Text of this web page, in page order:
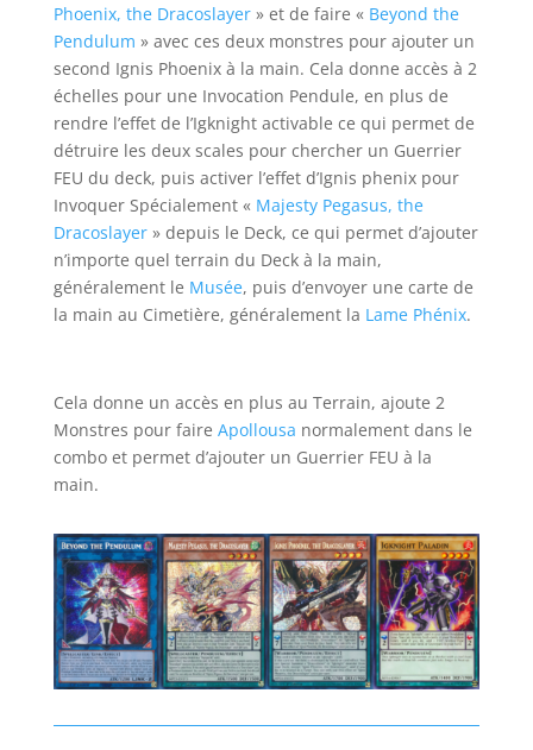
Phoenix, the Dracoslayer» et de faire « Beyond the
Pendulum » avec ces deux monstres pour ajouter un
second Ignis Phoenix à la main. Cela donne accès à 2
échelles pour une Invocation Pendule, en plus de
rendre l’effet de l’Igknight activable ce qui permet de
détruire les deux scales pour chercher un Guerrier
FEU du deck, puis activer l’effet d’Ignis phenix pour
Invoquer Spécialement « Majesty Pegasus, the
Dracoslayer» depuis le Deck, ce qui permet d’ajouter
n’importe quel terrain du Deck à la main,
généralement le Musée, puis d’envoyer une carte de
la main au Cimetière, généralement la Lame Phénix.
Cela donne un accès en plus au Terrain, ajoute 2
Monstres pour faire Apollousa normalement dans le
combo et permet d’ajouter un Guerrier FEU à la
main.